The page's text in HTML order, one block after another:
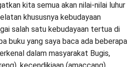
kita semua akan nilai-nilai luhur
khususnya kebudayaan
salah satu kebudayaan tertua di
buku yang saya baca ada beberapa
dalam masyarakat Bugis,